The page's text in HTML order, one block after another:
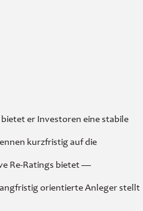
er Investoren eine stabile
kurzfristig auf die
Re-Ratings bietet —
orientierte Anleger stellt